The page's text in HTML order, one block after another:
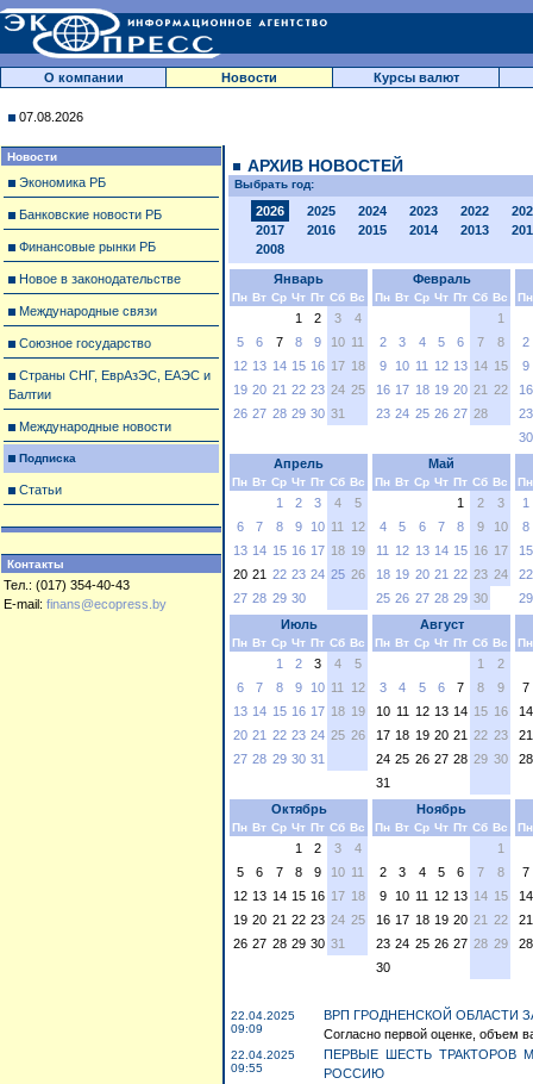
О компании Новости Курсы валют
07.08.2026
Новости
Экономика РБ
Банковские новости РБ
Финансовые рынки РБ
Новое в законодательстве
Международные связи
Союзное государство
Страны СНГ, ЕврАзЭС, ЕАЭС и
Балтии
Международные новости
Подписка
Статьи
Контакты
Тел.: (017) 354-40-43
E-mail: finans@ecopress.by
АРХИВ НОВОСТЕЙ
Выбрать год:
2026 2025 2024 2023 2022
2017
2016 2015 2014 2013
2008
Январь
Пн Вт Ср Чт Пт Сб Вс
1 2 3
4
5
6 7 8 9 10 11
12 13 14 15 16 17 18
19 20 21 22 23 24 25
26 27 28 29 30 31
Февраль
Пн Вт Ср Чт Пт Сб Вс
1
2
3 4 5 6 7
8
9
10 11 12 13 14 15
16 17 18 19 20 21 22
23 24 25 26 27 28
Пн
2
9
16
23
30
Апрель
Пн Вт Ср Чт Пт Сб Вс
1 2 3 4
5
6
7 8 9 10 11
12
13 14 15 16 17 18 19
20 21 22 23 24 25 26
27 28 29 30
Май
Пн Вт Ср Чт Пт Сб Вс
1 2
3
4
5 6 7 8 9
10
11
12 13 14 15 16 17
18 19 20 21 22 23 24
25 26 27 28 29 30
Пн
1
8
15
22
29
Июль
Пн Вт Ср Чт Пт Сб Вс
1 2 3 4
5
6
7 8 9 10 11
12
13 14 15 16 17 18 19
20 21 22 23 24 25 26
27 28 29 30 31
Август
Пн Вт Ср Чт Пт Сб Вс
1
2
3
4 5 6 7 8
9
10 11 12 13 14 15 16
17 18 19 20 21 22 23
24 25 26 27 28 29 30
31
Пн
7
14
21
28
Октябрь
Пн Вт Ср Чт Пт Сб Вс
1 2 3
4
5
6 7 8 9 10 11
12 13 14 15 16 17 18
19 20 21 22 23 24 25
26 27 28 29 30 31
Ноябрь
Пн Вт Ср Чт Пт Сб Вс
1
2
3 4 5 6 7
8
9
10 11 12 13 14 15
16 17 18 19 20 21 22
23 24 25 26 27 28 29
30
Пн
7
14
21
28
22.04.2025
09:09
ВРП ГРОДНЕНСКОЙ ОБЛАСТИ
Согласно первой оценке, объем
22.04.2025
09:55
ПЕРВЫЕ ШЕСТЬ ТРАКТОРОВ
РОССИЮ